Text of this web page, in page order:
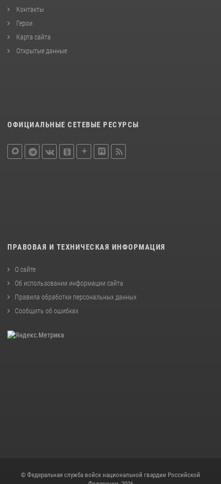
Контакты
Герои
Карта сайта
Открытые данные
ОФИЦИАЛЬНЫЕ СЕТЕВЫЕ РЕСУРСЫ
ПРАВОВАЯ И ТЕХНИЧЕСКАЯ ИНФОРМАЦИЯ
О сайте
Об использовании информации сайта
Правила обработки персональных данных
Сообщить об ошибках
© Федеральная служба войск национальной гвардии Российской